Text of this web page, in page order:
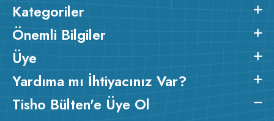
Kategoriler
Önemli Bilgiler
Üye
Yardıma mı İhtiyacınız Var?
Tisho Bülten'e Üye Ol